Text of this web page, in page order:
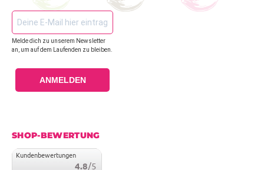
Melde dich zu unserem Newsletter
an, um auf dem Laufenden zu bleiben.
ANMELDEN
SHOP-BEWERTUNG
Kundenbewertungen
4.8/5